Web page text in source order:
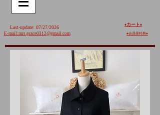
Last-update: 07/27/2026
E-mail:mrs.grace0312@gmail.com
♦️カート ♦️
♠︎会員様特典♠︎